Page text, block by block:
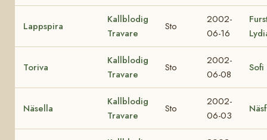
Lappspira
Kallblodig
Travare
Sto
2002-
06-16
Toriva
Kallblodig
Travare
Sto
2002-
06-08
Sofi
Näsella
Kallblodig
Travare
Sto
2002-
06-03